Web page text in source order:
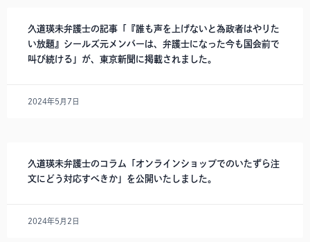
久道瑛未弁護士の記事「『誰も声を上げないと為政者はやりた
い放題』シールズ元メンバーは、弁護士になった今も国会前で
叫び続ける」が、東京新聞に掲載されました。
2024年5月7日
久道瑛未弁護士のコラム「オンラインショップでのいたずら注
文にどう対応すべきか」を公開いたしました。
2024年5月2日